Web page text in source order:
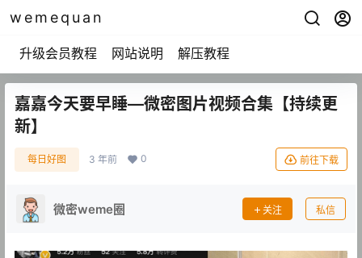
wemequan
升级会员教程 网站说明 解压教程
嘉嘉今天要早睡—微密图片视频合集【持续更
新】
每日好图 3 年前 0 前往下载
微密weme圈 关注 私信